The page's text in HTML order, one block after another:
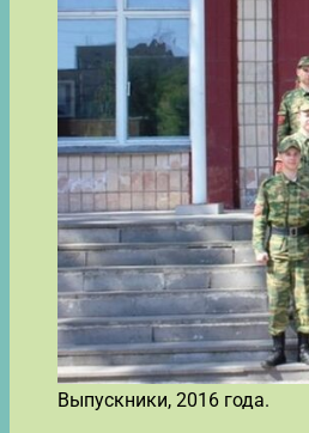
Выпускники, 2016 года.